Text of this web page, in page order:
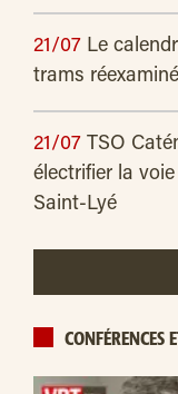
21/07 Le
trams
21/07
TSO
électrifier la
Saint-Lyé
CONFÉRENCES